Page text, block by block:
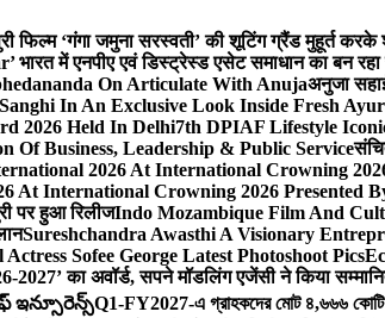
फिल्म ‘गंगा जमुना सरस्वती’ की शूटिंग ग्रैंड मुहूर्त
भारत में एनपीए एवं डिस्ट्रेस्ड एसेट समाधान का बन
On Articulate With Anujaअनुजा
In An Exclusive Look Inside Fresh
2026 Held In Delhi7th DPIAF Lifestyle
Of Business, Leadership & Public Service
2026 At International Crowning
At International Crowning 2026 Presented
पर हुआ रिलीजIndo Mozambique Film And
Sureshchandra Awasthi A Visionary
Actress Sofee George Latest Photoshoot Pics
का अवॉर्ड, सपने मॉडलिंग एजेंसी ने किया
ఇన్సూరెన్స్Q1-FY2027-এ গ্রাহকদের মোট ৪,৬৬৬ কোটি